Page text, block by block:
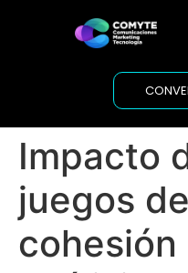
Impacto
juegos
cohesión